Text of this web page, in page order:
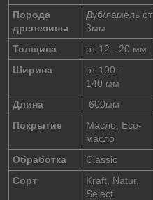
Порода
древесины
Дуб/ламель от
3мм
Толщина
от 12 - 20 мм
Ширина
от 100 -
140 мм
Длина
600мм
Покрытие
Масло, Eco-
масло
Обработка
Classic
Сорт
Kraft, Natur,
Select